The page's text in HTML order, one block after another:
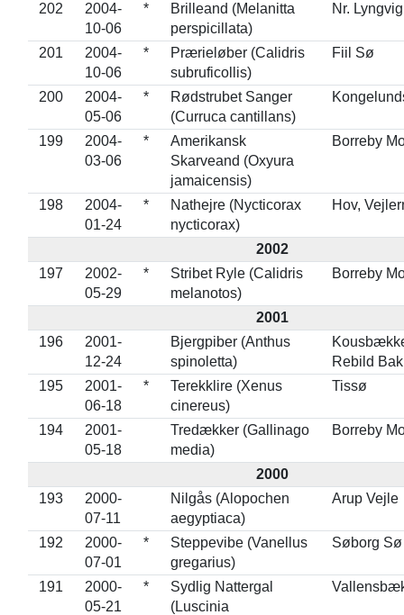
202
2004-
10-06
*
Brilleand (Melanitta
perspicillata)
Nr. Lyngvig
201
2004-
10-06
*
Prærieløber (Calidris
subruficollis)
Fiil Sø
200
2004-
05-06
*
Rødstrubet Sanger
(Curruca cantillans)
199
2004-
03-06
*
Amerikansk
Skarveand (Oxyura
jamaicensis)
Borreby
198
2004-
01-24
*
Nathejre (Nycticorax
nycticorax)
Hov,
2002
197
2002-
05-29
*
Stribet Ryle (Calidris
melanotos)
Borreby
2001
196
2001-
12-24
Bjergpiber (Anthus
spinoletta)
Rebild
195
2001-
06-18
*
Terekklire (Xenus
cinereus)
Tissø
194
2001-
05-18
Tredækker (Gallinago
media)
Borreby
2000
193
2000-
07-11
Nilgås (Alopochen
aegyptiaca)
Arup Vejle
192
2000-
07-01
*
Steppevibe (Vanellus
gregarius)
Søborg Sø
191
2000-
05-21
*
Sydlig Nattergal
(Luscinia